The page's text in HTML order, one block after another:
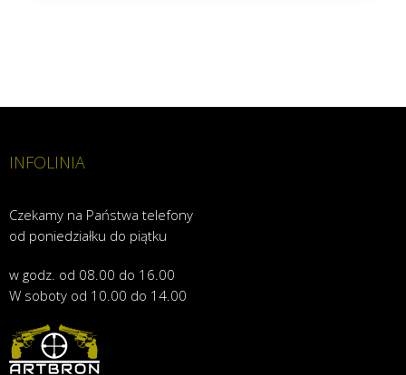
INFOLINIA
Czekamy na Państwa telefony
od poniedziałku do piątku
w godz. od 08.00 do 16.00
W soboty od 10.00 do 14.00